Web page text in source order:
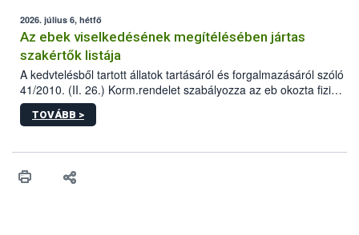
2026. július 6, hétfő
Az ebek viselkedésének megítélésében jártas
szakértők listája
A kedvtelésből tartott állatok tartásáról és forgalmazásáról szóló
41/2010. (II. 26.) Korm.rendelet szabályozza az eb okozta fizikai
sérülés, illetve ennek veszélye keletkezésekor felmerülő
hatósági feladatokat, valamint a veszélyes eb tartását és annak
vonni az ebek viselkedésének megítélésében jártas szakértőt.
TOVÁBB >